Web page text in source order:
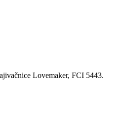
Lovemaker, FCI 5443.